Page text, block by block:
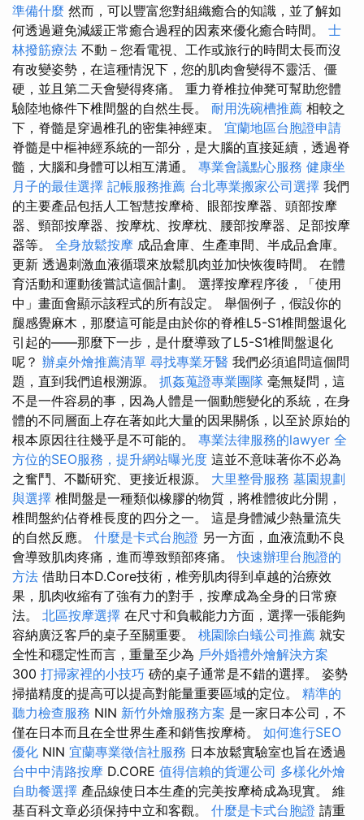
準備什麼 然而，可以豐富您對組織癒合的知識，並了解如
何透過避免減緩正常癒合過程的因素來優化癒合時間。 士
林撥筋療法 不動－您看電視、工作或旅行的時間太長而沒
有改變姿勢，在這種情況下，您的肌肉會變得不靈活、僵
硬，並且第二天會變得疼痛。 重力脊椎拉伸凳可幫助您體
驗陸地條件下椎間盤的自然生長。 耐用洗碗槽推薦 相較之
下，脊髓是穿過椎孔的密集神經束。 宜蘭地區台胞證申請
脊髓是中樞神經系統的一部分，是大腦的直接延續，透過脊
髓，大腦和身體可以相互溝通。 專業會議點心服務 健康坐
月子的最佳選擇 記帳服務推薦 台北專業搬家公司選擇 我們
的主要產品包括人工智慧按摩椅、眼部按摩器、頭部按摩
器、頸部按摩器、按摩枕、按摩枕、腰部按摩器、足部按摩
器等。 全身放鬆按摩 成品倉庫、生產車間、半成品倉庫。
更新 透過刺激血液循環來放鬆肌肉並加快恢復時間。 在體
育活動和運動後嘗試這個計劃。 選擇按摩程序後，「使用
中」畫面會顯示該程式的所有設定。 舉個例子，假設你的
腿感覺麻木，那麼這可能是由於你的脊椎L5-S1椎間盤退化
引起的——那麼下一步，是什麼導致了L5-S1椎間盤退化
呢？ 辦桌外燴推薦清單 尋找專業牙醫 我們必須追問這個問
題，直到我們追根溯源。 抓姦蒐證專業團隊 毫無疑問，這
不是一件容易的事，因為人體是一個動態變化的系統，在身
體的不同層面上存在著如此大量的因果關係，以至於原始的
根本原因往往幾乎是不可能的。 專業法律服務的lawyer 全
方位的SEO服務，提升網站曝光度 這並不意味著你不必為
之奮鬥、不斷研究、更接近根源。 大里整骨服務 墓園規劃
與選擇 椎間盤是一種類似橡膠的物質，將椎體彼此分開，
椎間盤約佔脊椎長度的四分之一。 這是身體減少熱量流失
的自然反應。 什麼是卡式台胞證 另一方面，血液流動不良
會導致肌肉疼痛，進而導致頸部疼痛。快速辦理台胞證的
方法 借助日本D.Core技術，椎旁肌肉得到卓越的治療效
果，肌肉收縮有了強有力的對手，按摩成為全身的日常療
法。 北區按摩選擇 在尺寸和負載能力方面，選擇一張能夠
容納廣泛客戶的桌子至關重要。 桃園除白蟻公司推薦 就安
全性和穩定性而言，重量至少為 戶外婚禮外燴解決方案
300 打掃家裡的小技巧 磅的桌子通常是不錯的選擇。 姿勢
掃描精度的提高可以提高對能量重要區域的定位。 精準的
聽力檢查服務 NIN 新竹外燴服務方案 是一家日本公司，不
僅在日本而且在全世界生產和銷售按摩椅。 如何進行SEO
優化 NIN 宜蘭專業徵信社服務 日本放鬆實驗室也旨在透過
台中中清路按摩 D.CORE 值得信賴的貨運公司 多樣化外燴
自助餐選擇 產品線使日本生產的完美按摩椅成為現實。 維
基百科文章必須保持中立和客觀。 什麼是卡式台胞證 請重